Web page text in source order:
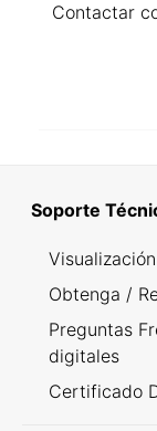
Contactar
Soporte
Obtenga /
Preguntas
digitales
Certificado